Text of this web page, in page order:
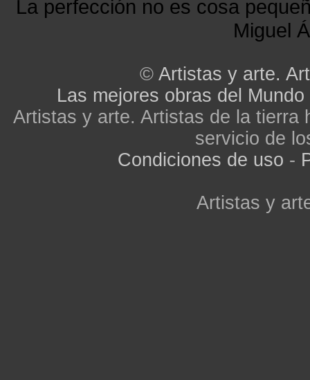
La perfección no es cosa
Miguel
© Artistas y arte.
Las mejores obras del Mundo
Artistas y arte. Artistas de la tierra
servicio de
Condiciones de uso -
Artistas y